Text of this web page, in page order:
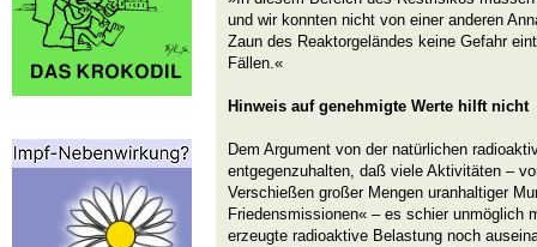
und wir konnten nicht von einer anderen
Zaun des Reaktorgeländes keine Gefahr
Fällen.«
Hinweis auf genehmigte Werte hilft nicht
Dem Argument von der natürlichen
entgegenzuhalten, daß viele Aktivitäten –
Verschießen großer Mengen uranhaltiger
Friedensmissionen« – es schier unmöglich
erzeugte radioaktive Belastung noch